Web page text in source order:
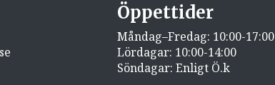
Öppettider
Måndag–Fredag: 10:00-17:00
Lördagar: 10:00-14:00
Söndagar: Enligt Ö.k